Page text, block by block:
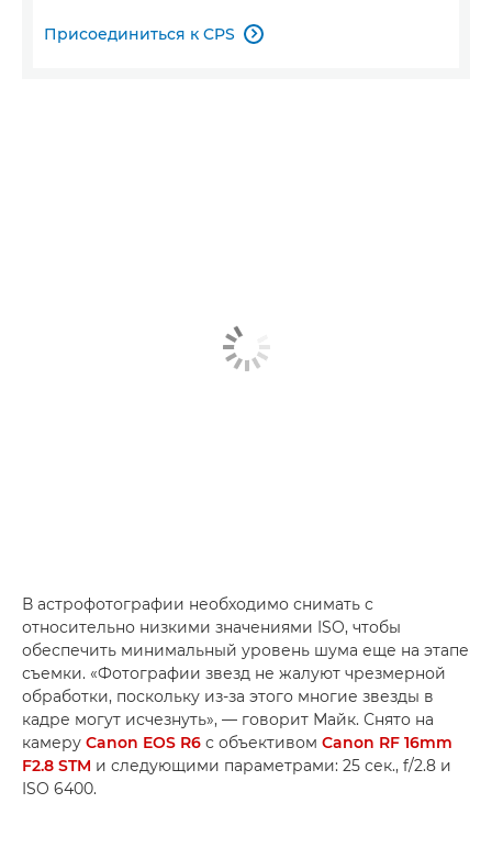
Присоединиться к CPS 
В астрофотографии необходимо снимать с
относительно низкими значениями ISO, чтобы
обеспечить минимальный уровень шума еще на этапе
съемки. «Фотографии звезд не жалуют чрезмерной
обработки, поскольку из-за этого многие звезды в
кадре могут исчезнуть», — говорит Майк. Снято на
камеру Canon EOS R6 с объективом Canon RF 16mm
F2.8 STM и следующими параметрами: 25 сек., f/2.8 и
ISO 6400.